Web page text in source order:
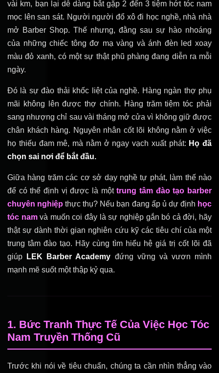
vài km, bạn lại dễ dàng bắt gặp 2 đến 3 tiệm hớt tóc nam
mọc lên san sát. Người người đổ xô đi học nghề, nhà nhà
mở Barber Shop. Thế nhưng, đằng sau sự hào nhoáng
của những chiếc tông đơ mạ vàng và ánh đèn led xoay
màu đỏ xanh, có một sự thật phũ phàng đang diễn ra mỗi
ngày.
Đó là sự đào thải khốc liệt của nghề. Hàng ngàn thợ phụ
mãi không lên được thợ chính. Hàng trăm tiệm tóc phải
sang nhượng chỉ sau vài tháng mở cửa vì không giữ được
chân khách hàng. Nguyên nhân cốt lõi không nằm ở việc
họ thiếu đam mê, mà nằm ở ngay vạch xuất phát: Họ đã
chọn sai nơi để bắt đầu.
Giữa hàng trăm các cơ sở dạy nghề tự phát, làm thế nào
để có thể định vị được là mộttrung tâm đào tạo barber
chuyên nghiệp thực thụ? Nếu bạn đang ấp ủ dự định học
tóc namvà muốn coi đây là sự nghiệp gắn bó cả đời, hãy
thật sự dành thời gian nghiên cứu kỹ các tiêu chí của một
trung tâm đào tạo. Hãy cùng tìm hiểu hệ giá trị cốt lõi đã
giúp
LEK Barber Academy đứng vững và vươn mình
mạnh mẽ suốt một thập kỷ qua.
1. Bức Tranh Thực Tế Của Việc Học Tóc
Nam Truyền Thống Cũ
Trước khi nói về tiêu chuẩn, chúng ta cần nhìn thẳng vào